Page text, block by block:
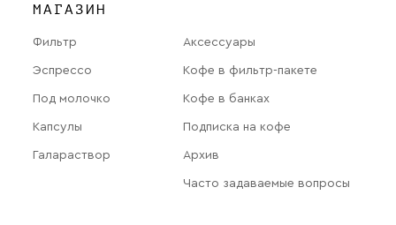
МАГАЗИН
Фильтр
Эспрессо
Под молочко
Капсулы
Галараствор
Аксессуары
Кофе в фильтр-пакете
Кофе в банках
Подписка на кофе
Архив
Часто задаваемые вопросы